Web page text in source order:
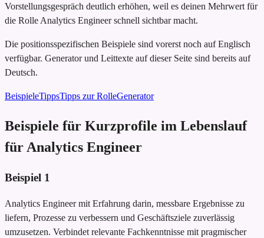
Vorstellungsgespräch deutlich erhöhen, weil es deinen Mehrwert für
die Rolle Analytics Engineer schnell sichtbar macht.
Die positionsspezifischen Beispiele sind vorerst noch auf Englisch
verfügbar. Generator und Leittexte auf dieser Seite sind bereits auf
Deutsch.
BeispieleTippsTipps zur RolleGenerator
Beispiele für Kurzprofile im Lebenslauf
für Analytics Engineer
Beispiel 1
Analytics Engineer mit Erfahrung darin, messbare Ergebnisse zu
liefern, Prozesse zu verbessern und Geschäftsziele zuverlässig
umzusetzen. Verbindet relevante Fachkenntnisse mit pragmischer